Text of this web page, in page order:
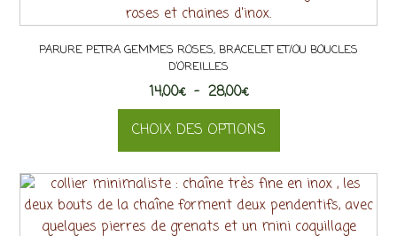
PARURE PETRA GEMMES ROSES, BRACELET ET/OU BOUCLES
D’OREILLES
14,00€ – 28,00€Plage
de
prix :
14,00€
à
28,00€
CHOIX DES OPTIONS
produit
a
plusieurs